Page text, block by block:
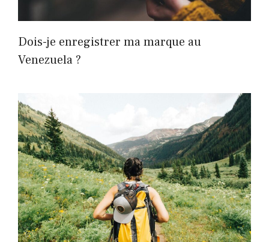
Dois-je enregistrer ma marque au
Venezuela ?